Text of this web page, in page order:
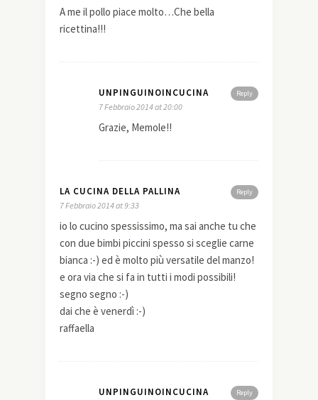
A me il pollo piace molto…Che bella
ricettina!!!
Reply
UNPINGUINOINCUCINA
7 Febbraio 2014 at 20:00
Grazie, Memole!!
Reply
LA CUCINA DELLA PALLINA
7 Febbraio 2014 at 9:33
io lo cucino spessissimo, ma sai anche tu che
con due bimbi piccini spesso si sceglie carne
bianca :-) ed è molto più versatile del manzo!
e ora via che si fa in tutti i modi possibili!
segno segno :-)
dai che è venerdì :-)
raffaella
Reply
UNPINGUINOINCUCINA